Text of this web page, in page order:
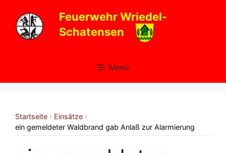
Inhalt
springen
Feuerwehr Wriedel-
Schatensen
Menü
Startseite › Einsätze ›
ein gemeldeter Waldbrand gab Anlaß zur Alarmierung